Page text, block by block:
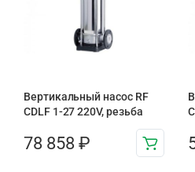
Вертикальный насос RF
CDLF 1-27 220V, резьба
78 858 ₽